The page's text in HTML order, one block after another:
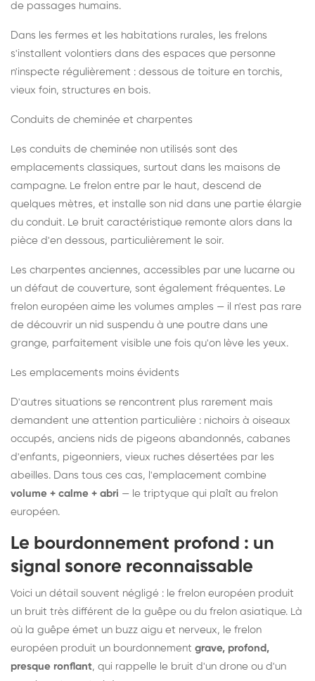
de passages humains.
Dans les fermes et les habitations rurales, les frelons
s'installent volontiers dans des espaces que personne
n'inspecte régulièrement : dessous de toiture en torchis,
vieux foin, structures en bois.
Conduits de cheminée et charpentes
Les conduits de cheminée non utilisés sont des
emplacements classiques, surtout dans les maisons de
campagne. Le frelon entre par le haut, descend de
quelques mètres, et installe son nid dans une partie élargie
du conduit. Le bruit caractéristique remonte alors dans la
pièce d'en dessous, particulièrement le soir.
Les charpentes anciennes, accessibles par une lucarne ou
un défaut de couverture, sont également fréquentes. Le
frelon européen aime les volumes amples — il n'est pas rare
de découvrir un nid suspendu à une poutre dans une
grange, parfaitement visible une fois qu'on lève les yeux.
Les emplacements moins évidents
D'autres situations se rencontrent plus rarement mais
demandent une attention particulière : nichoirs à oiseaux
occupés, anciens nids de pigeons abandonnés, cabanes
d'enfants, pigeonniers, vieux ruches désertées par les
abeilles. Dans tous ces cas, l'emplacement combine
volume + calme + abri — le triptyque qui plaît au frelon
européen.
Le bourdonnement profond : un
signal sonore reconnaissable
Voici un détail souvent négligé : le frelon européen produit
un bruit très différent de la guêpe ou du frelon asiatique. Là
où la guêpe émet un buzz aigu et nerveux, le frelon
européen produit un bourdonnement grave, profond,
presque ronflant, qui rappelle le bruit d'un drone ou d'un